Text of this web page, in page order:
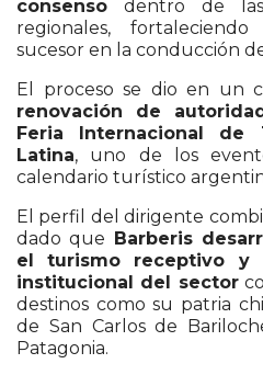
consenso dentro de las
regionales,
sucesor en la conducción
El proceso se dio en un
renovación de
Feria Internacional de
Latina, uno de los
calendario turístico
El perfil del dirigente
dado que Barberis
el turismo receptivo y
institucional del sector
destinos como su patria
de San Carlos de
Patagonia.